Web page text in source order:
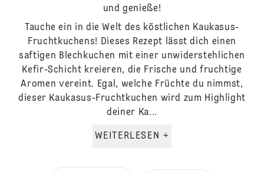
und genieße!
Tauche ein in die Welt des köstlichen Kaukasus-
Fruchtkuchens! Dieses Rezept lässt dich einen
saftigen Blechkuchen mit einer unwiderstehlichen
Kefir-Schicht kreieren, die Frische und fruchtige
Aromen vereint. Egal, welche Früchte du nimmst,
dieser Kaukasus-Fruchtkuchen wird zum Highlight
deiner Ka...
WEITERLESEN +